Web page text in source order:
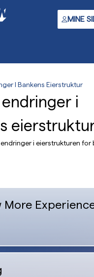
MINE
I Bankens Eierstruktur
i
i eierstrukturen for
More